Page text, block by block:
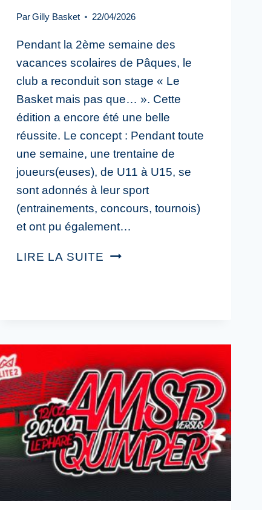
ParGilly Basket 22/04/2026
Pendant la 2ème semaine des
vacances scolaires de Pâques, le
club a reconduit son stage « Le
Basket mais pas que… ». Cette
édition a encore été une belle
réussite. Le concept : Pendant toute
une semaine, une trentaine de
joueurs(euses), de U11 à U15, se
sont adonnés à leur sport
(entrainements, concours, tournois)
et ont pu également…
LIRE LA SUITE